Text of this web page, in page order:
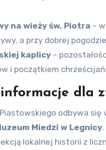
na wieży św. Piotra –
a przy dobrej
kaplicy –
i początkiem
dla
odbywa
Miedzi w Legnicy
lokalnej historii z